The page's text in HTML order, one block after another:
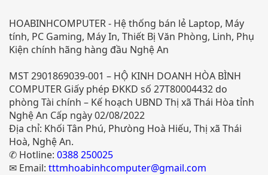
HOABINHCOMPUTER - Hệ thống bán lẻ Laptop, Máy
tính, PC Gaming, Máy In, Thiết Bị Văn Phòng, Linh, Phụ
Kiện chính hãng hàng đầu Nghệ An
MST 2901869039-001 – HỘ KINH DOANH HÒA BÌNH
COMPUTER Giấy phép ĐKKD số 27T80004432 do
phòng Tài chính – Kế hoạch UBND Thị xã Thái Hòa tỉnh
Nghệ An Cấp ngày 02/08/2022
Địa chỉ: Khối Tân Phú, Phưòng Hoà Hiếu, Thị xã Thái
Hoà, Nghệ An.
✆ Hotline: 0388 250025
✉ Email: tttmhoabinhcomputer@gmail.com